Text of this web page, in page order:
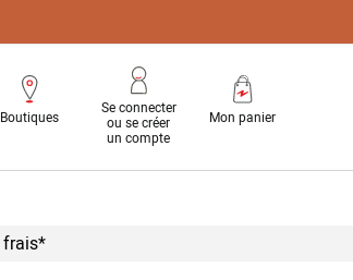
Boutiques
Se connecter
ou se créer
un compte
Mon panier
frais*